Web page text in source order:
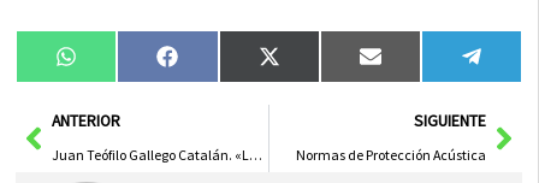
Compartir
en
WhatsAppCompartir
en
FacebookCompartir
en
X
(Twitter)
Compartir
en
Email
en
AntANTERIOR
Juan Teófilo Gallego Catalán. «La educación popular en Gijón»
SIGUIENTE
Normas de Protección Acústica